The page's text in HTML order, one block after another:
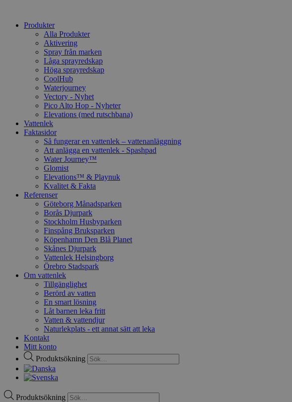
Produkter
Alla Produkter
Aktivering
Spray från marken
Låga sprayredskap
Höga sprayredskap
CoolHub
Waterjourney
Vectory - Nyhet
Pico Alto Hop - Nyheter
Elevations (med rutschbana)
Vattenlek
Faktasidor
Så fungerar en vattenlek – vattenanläggning
Att anlägga en vattenlek - Spashpad
Water Journey™
Glomist
Elevations™ & Playnuk
Kvalitet & Fakta
Referenser
Göteborg Månadsparken
Borås Djurpark
Stockholm Husbyparken
Finspång Bruksparken
Köpenhamn Den Blå Planet
Skånes Djurpark
Vattenlek Helsingborg
Örebro Stadspark
Om vattenlek
Tillgänglighet
Berörd av vatten
En smart lösning
Låt barnen leka fritt
Vatten & vattendjur
Naturlekplats - ett annat sätt att leka
Kontakt
Mitt konto
Produktsökning
Produktsökning